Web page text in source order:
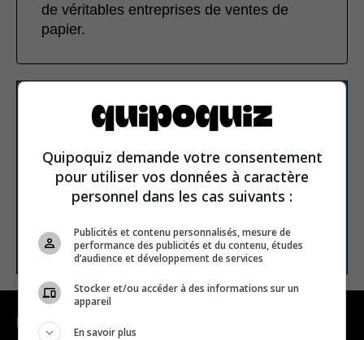
de véritables entreprises de ventes de
papier.
S’inscrire à la newsletter
E-mail
S’INSCRIRE
NAVIGATION
Quipoquiz demande votre consentement
pour utiliser vos données à caractère
personnel dans les cas suivants :
Publicités et contenu personnalisés, mesure de
performance des publicités et du contenu, études
d’audience et développement de services
Stocker et/ou accéder à des informations sur un
appareil
En savoir plus